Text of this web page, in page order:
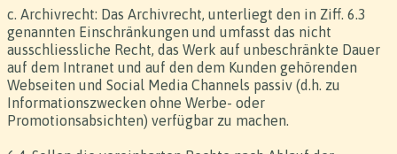
c. Archivrecht: Das Archivrecht, unterliegt den in Ziff. 6.3
genannten Einschränkungen und umfasst das nicht
ausschliessliche Recht, das Werk auf unbeschränkte Dauer
auf dem Intranet und auf den dem Kunden gehörenden
Webseiten und Social Media Channels passiv (d.h. zu
Informationszwecken ohne Werbe- oder
Promotionsabsichten) verfügbar zu machen.